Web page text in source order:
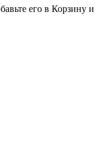
его в Корзину и